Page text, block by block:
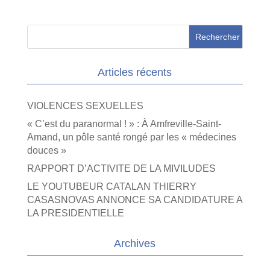
Articles récents
VIOLENCES SEXUELLES
« C’est du paranormal ! » : À Amfreville-Saint-
Amand, un pôle santé rongé par les « médecines
douces »
RAPPORT D’ACTIVITE DE LA MIVILUDES
LE YOUTUBEUR CATALAN THIERRY
CASASNOVAS ANNONCE SA CANDIDATURE A
LA PRESIDENTIELLE
Archives